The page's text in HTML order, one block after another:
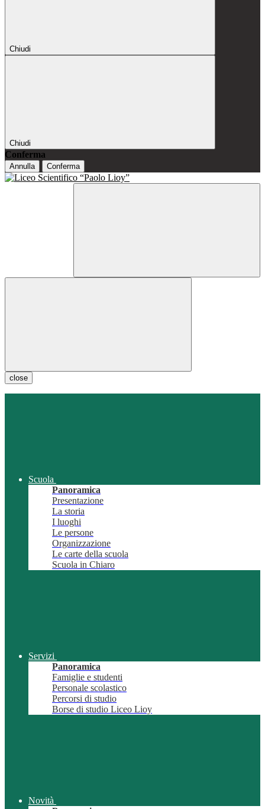
Chiudi
Chiudi
Conferma
Annulla Conferma
close
Scuola
Panoramica
Presentazione
La storia
I luoghi
Le persone
Organizzazione
Le carte della scuola
Scuola in Chiaro
Servizi
Panoramica
Famiglie e studenti
Personale scolastico
Percorsi di studio
Borse di studio Liceo Lioy
Novità